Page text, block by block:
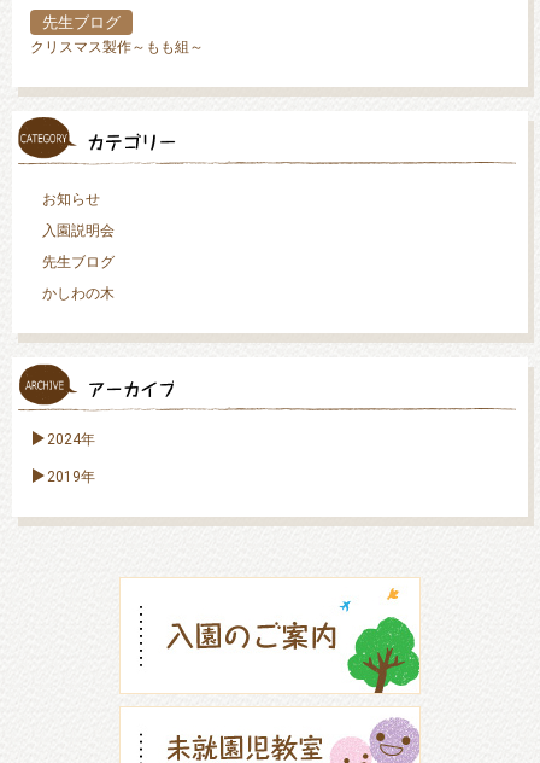
先生ブログ
クリスマス製作～もも組～
お知らせ
入園説明会
先生ブログ
かしわの木
2024年
2019年